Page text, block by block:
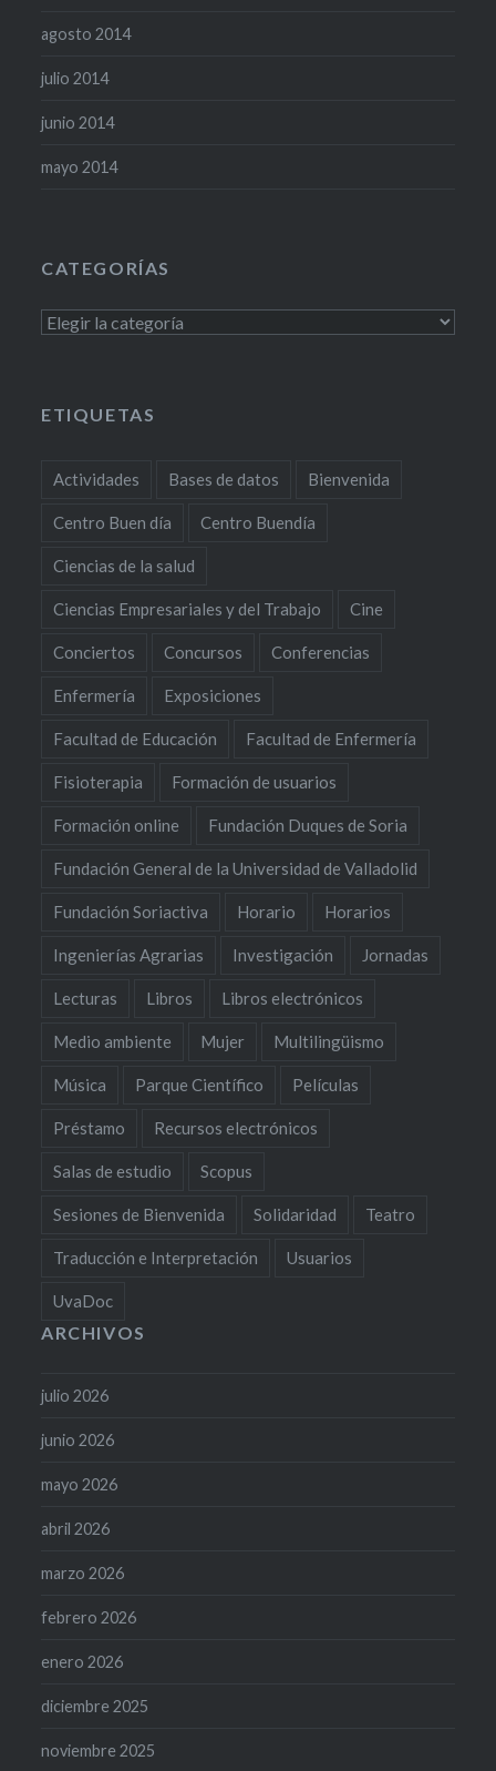
agosto 2014
julio 2014
junio 2014
mayo 2014
CATEGORÍAS
Categorías
ETIQUETAS
Actividades Bases de datos Bienvenida
Centro Buen día Centro Buendía
Ciencias de la salud
Ciencias Empresariales y del Trabajo Cine
Conciertos Concursos Conferencias
Enfermería Exposiciones
Facultad de Educación Facultad de Enfermería
Fisioterapia Formación de usuarios
Formación online Fundación Duques de Soria
Fundación General de la Universidad de Valladolid
Fundación Soriactiva Horario Horarios
Ingenierías Agrarias Investigación Jornadas
Lecturas Libros Libros electrónicos
Medio ambiente Mujer Multilingüismo
Música Parque Científico Películas
Préstamo Recursos electrónicos
Salas de estudio Scopus
Sesiones de Bienvenida Solidaridad Teatro
Traducción e Interpretación Usuarios
UvaDoc
ARCHIVOS
julio 2026
junio 2026
mayo 2026
abril 2026
marzo 2026
febrero 2026
enero 2026
diciembre 2025
noviembre 2025